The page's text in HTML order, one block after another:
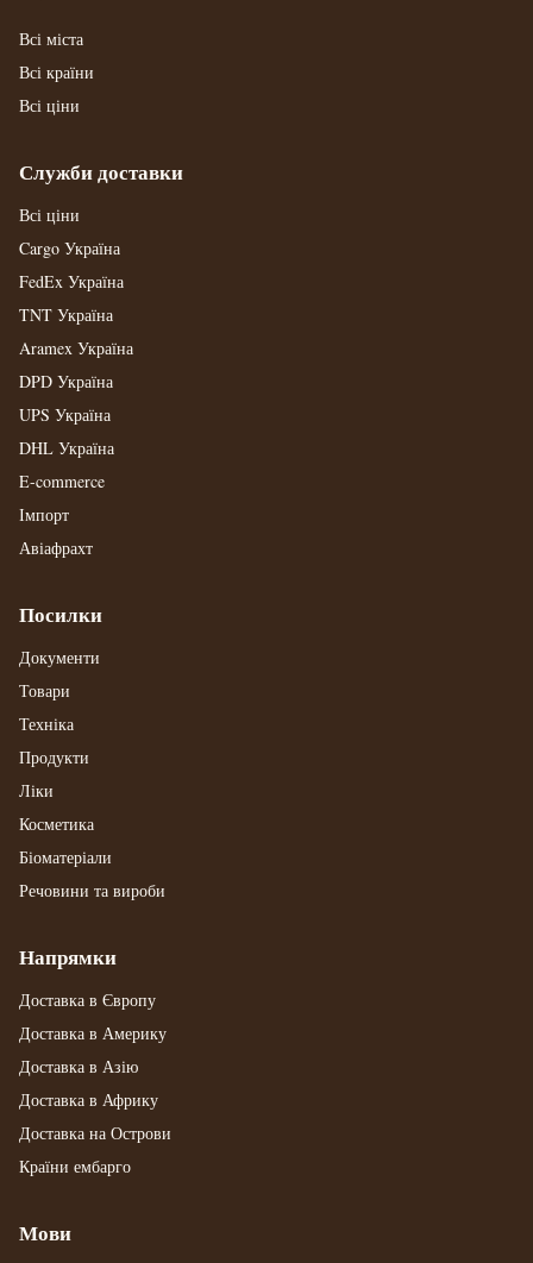
Всі міста
Всі країни
Всі ціни
Служби доставки
Всі ціни
Cargo Україна
FedEx Україна
TNT Україна
Aramex Україна
DPD Україна
UPS Україна
DHL Україна
E-commerce
Імпорт
Авіафрахт
Посилки
Документи
Товари
Техніка
Продукти
Ліки
Косметика
Біоматеріали
Речовини та вироби
Напрямки
Доставка в Європу
Доставка в Америку
Доставка в Азію
Доставка в Африку
Доставка на Острови
Країни ембарго
Мови